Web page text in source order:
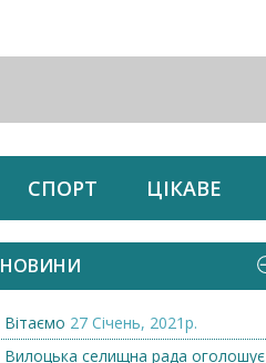
СПОРТ ЦІКАВЕ
НОВИНИ
Вітаємо 27 Січень, 2021р.
Вилоцька селищна рада оголошує